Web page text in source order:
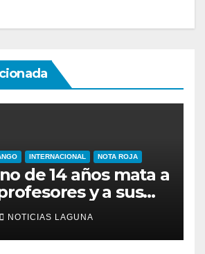
INTERNACIONAL NOTA ROJA
de 14 años mata a
y a sus
Tailandia
NOTICIAS LAGUNA